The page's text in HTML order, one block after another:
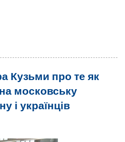
Кузьми про те як
московську
і українців